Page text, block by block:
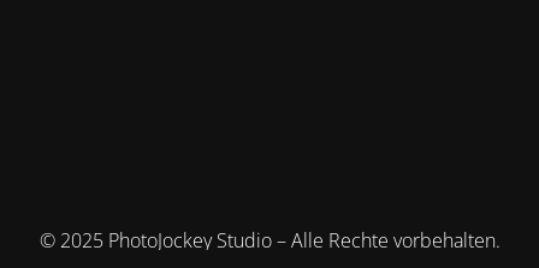
© 2025 PhotoJockey Studio – Alle Rechte vorbehalten.